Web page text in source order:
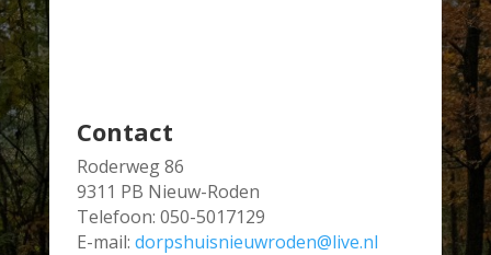
Contact
Roderweg 86
9311 PB Nieuw-Roden
Telefoon: 050-5017129
E-mail: dorpshuisnieuwroden@live.nl